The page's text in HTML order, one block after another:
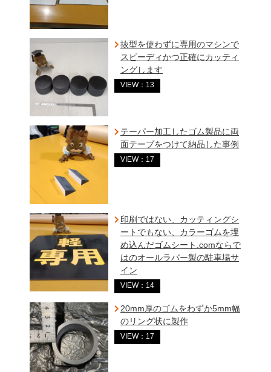
抜型を使わずに専用のマシンで
スピーディかつ正確にカッティ
ングします
VIEW：13
テーパー加工したゴム製品に両
面テープをつけて納品した事例
VIEW：17
印刷ではない、カッティングシ
ートでもない、カラーゴムを埋
め込んだゴムシート.comならで
はのオールラバー製の駐車場サ
イン
VIEW：14
20mm厚のゴムをわずか5mm幅
のリング状に製作
VIEW：17